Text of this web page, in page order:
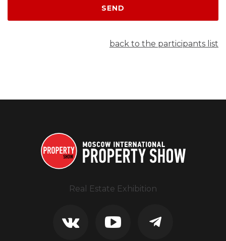
SEND
back to the participants list
Real Estate Exhibition